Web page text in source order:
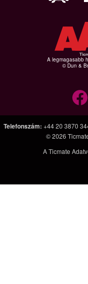
A legmagasabb
© Dun &
Telefonszám: +44 20 3870
© 2026
A Ticmate